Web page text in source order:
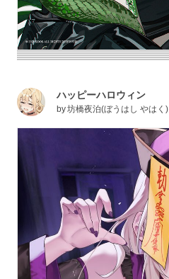
ハッピーハロウィン
by坊橋夜泊(ぼうはし やはく)